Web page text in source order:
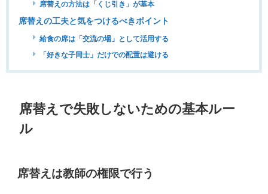
席替えの方法は「くじ引き」が基本
席替えの工夫と気をつけるべきポイント
給食の席は「交流の場」として活用する
「好きな子同士」だけでの配置は避ける
席替えで失敗しないための基本ルー
ル
席替えは教師の権限で行う